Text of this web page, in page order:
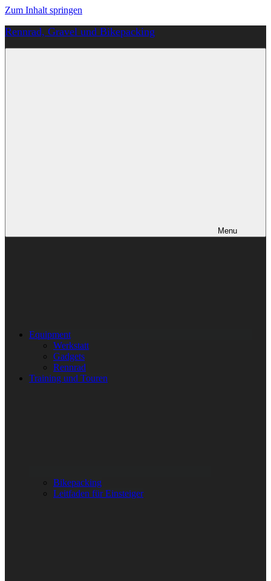
Zum Inhalt springen
Rennrad, Gravel und Bikepacking
Menu
Equipment
Werkstatt
Gadgets
Rennrad
Training und Touren
Bikepacking
Leitfaden für Einsteiger